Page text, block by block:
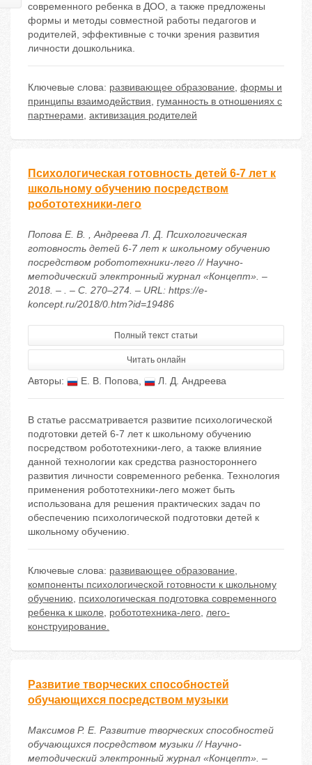
современного ребенка в ДОО, а также предложены
формы и методы совместной работы педагогов и
родителей, эффективные с точки зрения развития
личности дошкольника.
Ключевые слова: развивающее образование, формы и
принципы взаимодействия, гуманность в отношениях с
партнерами, активизация родителей
Психологическая готовность детей 6-7 лет к
школьному обучению посредством
робототехники-лего
Попова Е. В. , Андреева Л. Д. Психологическая
готовность детей 6-7 лет к школьному обучению
посредством робототехники-лего // Научно-
методический электронный журнал «Концепт». –
2018. – . – С. 270–274. – URL: https://e-
koncept.ru/2018/0.htm?id=19486
Полный текст статьи
Читать онлайн
Авторы: Е. В. Попова, Л. Д. Андреева
В статье рассматривается развитие психологической
подготовки детей 6-7 лет к школьному обучению
посредством робототехники-лего, а также влияние
данной технологии как средства разностороннего
развития личности современного ребенка. Технология
применения робототехники-лего может быть
использована для решения практических задач по
обеспечению психологической подготовки детей к
школьному обучению.
Ключевые слова: развивающее образование,
компоненты психологической готовности к школьному
обучению, психологическая подготовка современного
ребенка к школе, робототехника-лего, лего-
конструирование.
Развитие творческих способностей
обучающихся посредством музыки
Максимов Р. Е. Развитие творческих способностей
обучающихся посредством музыки // Научно-
методический электронный журнал «Концепт». –